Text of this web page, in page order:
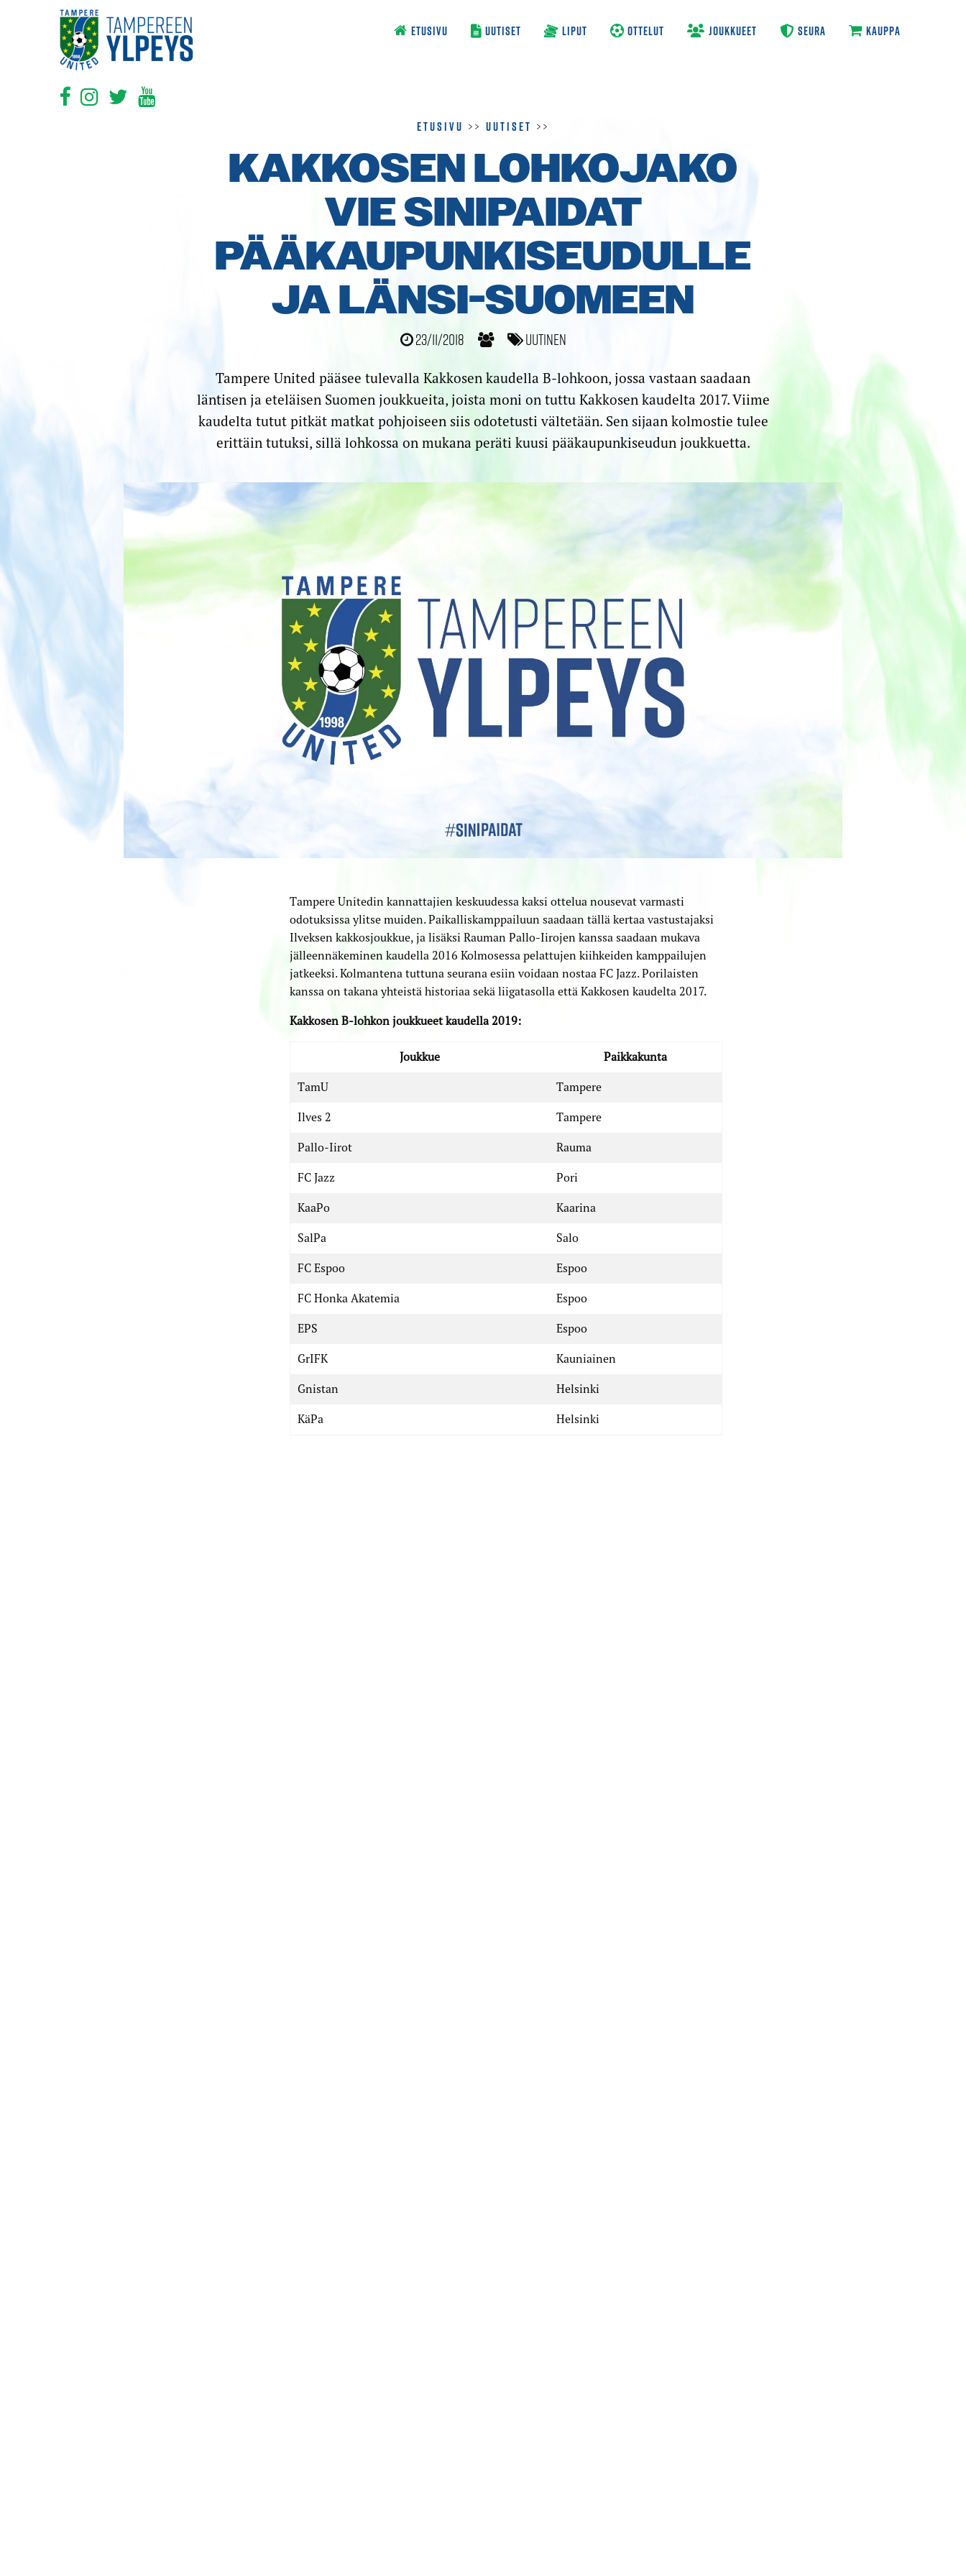
ETUSIVU UUTISET LIPUT OTTELUT JOUKKUEET SEURA KAUPPA
Etusivu >> Uutiset >>
KAKKOSEN LOHKOJAKO
VIE SINIPAIDAT
PÄÄKAUPUNKI­SEUDULLE
JA LÄNSI-SUOMEEN
23/11/2018 Uutinen
Tampere United pääsee tulevalla Kakkosen kaudella B-lohkoon, jossa vastaan saadaan
läntisen ja eteläisen Suomen joukkueita, joista moni on tuttu Kakkosen kaudelta 2017. Viime
kaudelta tutut pitkät matkat pohjoiseen siis odotetusti vältetään. Sen sijaan kolmostie tulee
erittäin tutuksi, sillä lohkossa on mukana peräti kuusi pääkaupunkiseudun joukkuetta.
Tampere Unitedin kannattajien keskuudessa kaksi ottelua nousevat varmasti
odotuksissa ylitse muiden. Paikalliskamppailuun saadaan tällä kertaa vastustajaksi
Ilveksen kakkosjoukkue, ja lisäksi Rauman Pallo-Iirojen kanssa saadaan mukava
jälleennäkeminen kaudella 2016 Kolmosessa pelattujen kiihkeiden kamppailujen
jatkeeksi. Kolmantena tuttuna seurana esiin voidaan nostaa FC Jazz. Porilaisten
kanssa on takana yhteistä historiaa sekä liigatasolla että Kakkosen kaudelta 2017.
Kakkosen B-lohkon joukkueet kaudella 2019:
Joukkue Paikkakunta
TamU Tampere
Ilves 2 Tampere
Pallo-Iirot Rauma
FC Jazz Pori
KaaPo Kaarina
SalPa Salo
FC Espoo Espoo
FC Honka Akatemia Espoo
EPS Espoo
GrIFK Kauniainen
Gnistan Helsinki
KäPa Helsinki